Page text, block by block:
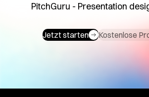
PitchGuru - Presentation
Jetzt starten Kostenlose